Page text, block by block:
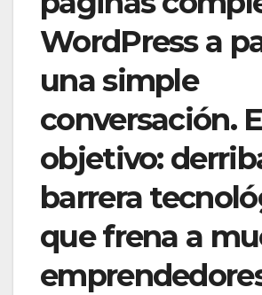
WordPress a
una simple
conversación.
objetivo:
barrera
que frena a